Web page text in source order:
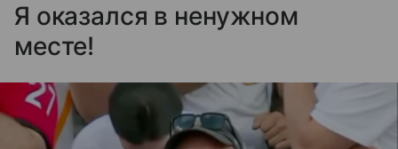
Я оказался в ненужном
месте!